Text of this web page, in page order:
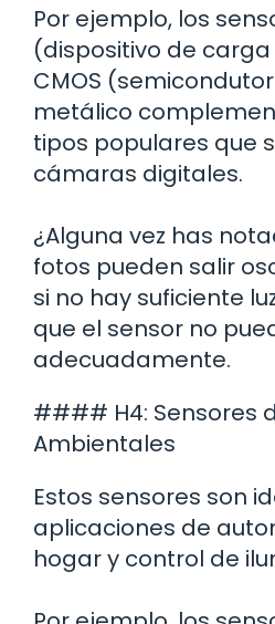
Por ejemplo, los
(dispositivo de
CMOS
metálico
tipos populares que
cámaras digitales.
¿Alguna vez has
fotos pueden salir
si no hay suficiente
que el sensor no
adecuadamente.
#### H4: Sensores
Ambientales
Estos sensores son
aplicaciones de
hogar y control de